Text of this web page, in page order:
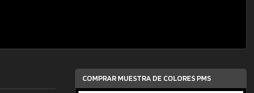
COMPRAR MUESTRA DE COLORES PMS